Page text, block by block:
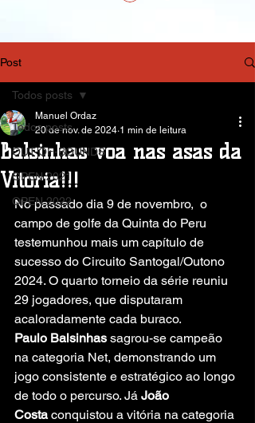
Post
Todos posts
OUT-OF-BOUNDS
OPEN 2021
OPEN 2022
Todos posts
Balsinhas voa nas asas da
Vitória!!!
Manuel Ordaz
20 de nov. de 2024 1 min de leitura
No passado dia 9 de novembro,  o
campo de golfe da Quinta do Peru
testemunhou mais um capítulo de
sucesso do Circuito Santogal/Outono
2024. O quarto torneio da série reuniu
29 jogadores, que disputaram
acaloradamente cada buraco.
Paulo Balsinhas sagrou-se campeão
na categoria Net, demonstrando um
jogo consistente e estratégico ao longo
de todo o percurso. Já João
Costa conquistou a vitória na categoria